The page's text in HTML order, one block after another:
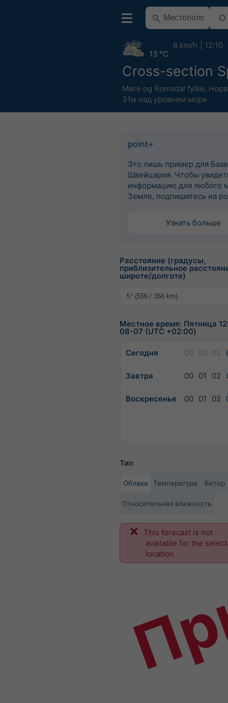
Cross-section
Møre og Romsdal fylke,
31м над уровнем моря
13 °C
8 km/h 12:10
point+
Это лишь пример для
Швейцария. Чтобы
информацию для любого
Земле, подпишитесь на
Узнать больше
Расстояние (градусы,
приблизительное
широте/долготе)
Местное время: Пятница
08-07 (UTC +02:00)
Сегодня 00 01 02
Завтра 00 01 02
Воскресенье 00 01 02
Тип
Облака Температура Ветер
Относительная влажность
This forecast is not
available for the
location